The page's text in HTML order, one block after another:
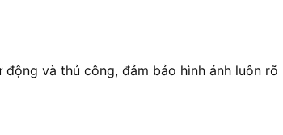
và thủ công, đảm bảo hình ảnh luôn